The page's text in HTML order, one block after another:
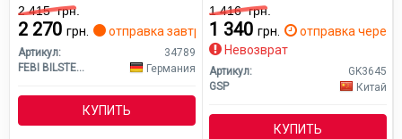
2 415грн.
2 270 грн. отправка завтра
Артикул:
34789
FEBI BILSTEIN
Германия
КУПИТЬ
1 416грн.
1 340 грн.
отправка через
Невозврат
Артикул:
GK3645
GSP
Китай
КУПИТЬ